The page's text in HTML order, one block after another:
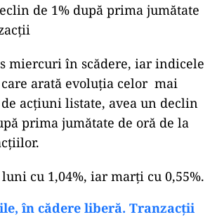
de 1% după prima jumătate
miercuri în scădere, iar indicele
arată evoluţia celor mai
acţiuni listate, avea un declin
prima jumătate de oră de la
cu 1,04%, iar marţi cu 0,55%.
în cădere liberă. Tranzacţii